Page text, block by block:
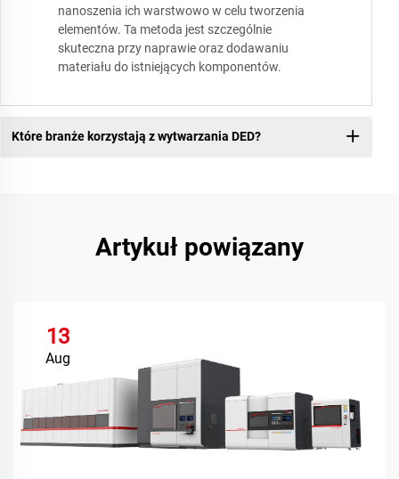
nanoszenia ich warstwowo w celu tworzenia
elementów. Ta metoda jest szczególnie
skuteczna przy naprawie oraz dodawaniu
materiału do istniejących komponentów.
Które branże korzystają z wytwarzania DED?
Artykuł powiązany
13
Aug